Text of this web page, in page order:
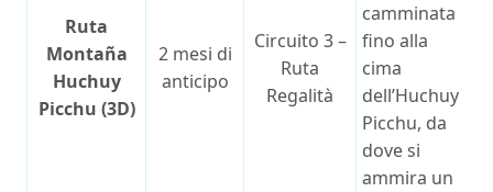
Ruta
Montaña
Huchuy
Picchu (3D)
2 mesi di
anticipo
Circuito 3 –
Ruta
Regalità
camminata
fino alla
cima
dell’Huchuy
Picchu, da
dove si
ammira un